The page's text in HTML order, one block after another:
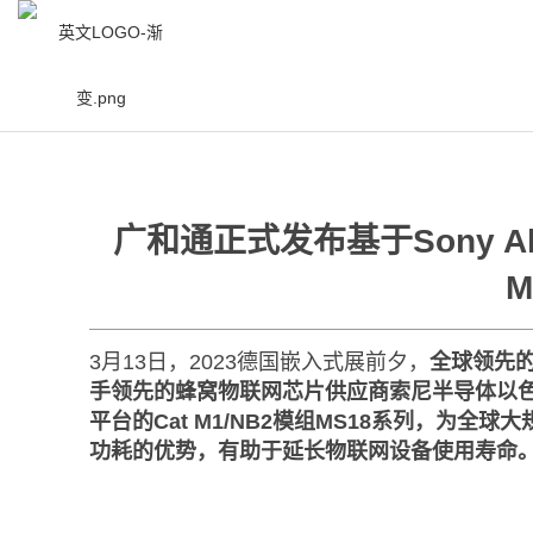
广和通正式发布基于Sony
3月13日，2023德国嵌入式展前夕， 全球领先
手领先的蜂窝物联网芯片供应商索尼半导体
平台的Cat M1/NB2模组MS18系列，为全球
功耗的优势，有助于延长物联网设备使用寿命